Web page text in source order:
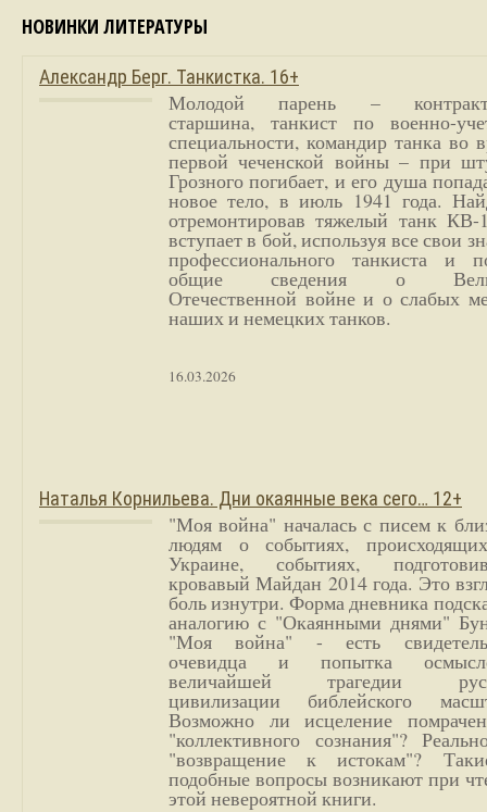
НОВИНКИ ЛИТЕРАТУРЫ
Александр Берг. Танкистка. 16+
Молодой парень –
старшина, танкист по военно-
специальности, командир танка во
первой чеченской войны – при
Грозного погибает, и его душа
новое тело, в июль 1941 года.
отремонтировав тяжелый танк
вступает в бой, используя все свои
профессионального танкиста и
общие сведения о
Отечественной войне и о слабых
наших и немецких танков.
16.03.2026
Наталья Корнильева. Дни окаянные века сего… 12+
"Моя война" началась с писем к
людям о событиях,
Украине, событиях,
кровавый Майдан 2014 года. Это
боль изнутри. Форма дневника
аналогию с "Окаянными днями"
"Моя война" - есть
очевидца и попытка
величайшей трагедии
цивилизации библейского
Возможно ли исцеление
"коллективного сознания"?
"возвращение к истокам"?
подобные вопросы возникают при
этой невероятной книги.